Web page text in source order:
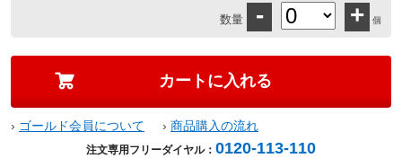
数量 - + 個
› ゴールド会員について › 商品購入の流れ
注文専用フリーダイヤル： 0120-113-110